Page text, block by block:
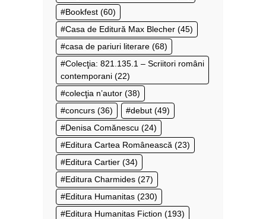
Bookfest (60)
Casa de Editură Max Blecher (45)
casa de pariuri literare (68)
Colecţia: 821.135.1 – Scriitori români
contemporani (22)
colecţia n’autor (38)
concurs (36) debut (49)
Denisa Comănescu (24)
Editura Cartea Românească (23)
Editura Cartier (34)
Editura Charmides (27)
Editura Humanitas (230)
Editura Humanitas Fiction (193)